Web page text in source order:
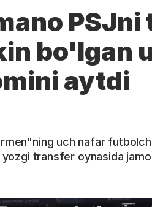
PSJni
bo'lgan
aytdi
uch nafar
transfer oynasida